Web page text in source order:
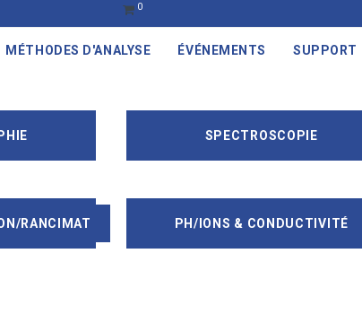
0
MÉTHODES D'ANALYSE ÉVÉNEMENTS SUPPORT
SPECTROSCOPIE
RANCIMAT PH/IONS & CONDUCTIVITÉ